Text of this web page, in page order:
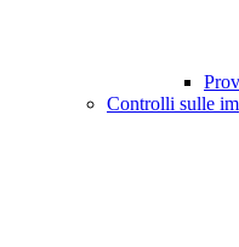
Controlli sulle